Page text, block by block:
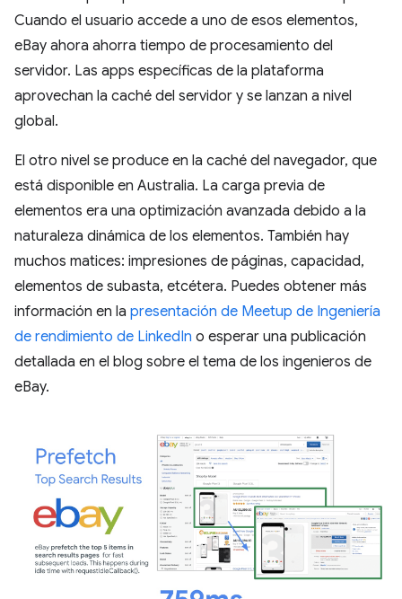
Cuando el usuario accede a uno de esos elementos,
eBay ahora ahorra tiempo de procesamiento del
servidor. Las apps específicas de la plataforma
aprovechan la caché del servidor y se lanzan a nivel
global.
El otro nivel se produce en la caché del navegador, que
está disponible en Australia. La carga previa de
elementos era una optimización avanzada debido a la
naturaleza dinámica de los elementos. También hay
muchos matices: impresiones de páginas, capacidad,
elementos de subasta, etcétera. Puedes obtener más
información en la presentación de Meetup de Ingeniería
de rendimiento de LinkedIn o esperar una publicación
detallada en el blog sobre el tema de los ingenieros de
eBay.